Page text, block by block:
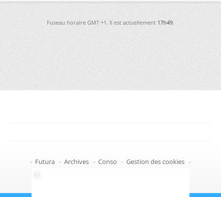
Fuseau horaire GMT +1. Il est actuellement17h49.
- Futura - Archives - Conso - Gestion des cookies -